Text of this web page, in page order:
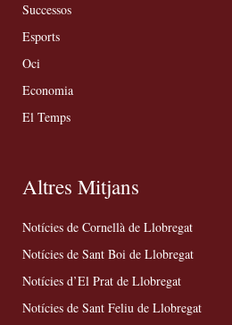
Successos
Esports
Oci
Economia
El Temps
Altres Mitjans
Notícies de Cornellà de Llobregat
Notícies de Sant Boi de Llobregat
Notícies d’El Prat de Llobregat
Notícies de Sant Feliu de Llobregat